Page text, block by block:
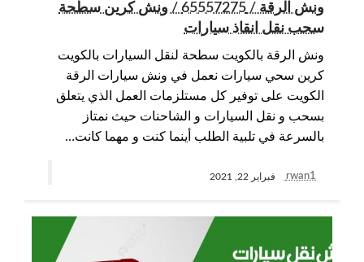
ونش الرقة / 65557275 / ونش كرين سطحة
سحب نقل انقاذ سيارات
ونش الرقة بالكويت سطحة لنقل السيارات بالكويت
كرين سحي سيارات نعمل في ونش سيارات الرقة
الكويت على توفير كل مستلزمات العمل الذي يتعلق
بسحب و نقل السيارات و الشاحنات حيث نمتاز
بالسرعة في تلبية الطلب أينما كنت و مهما كانت…
rwan1 فبراير 22, 2021